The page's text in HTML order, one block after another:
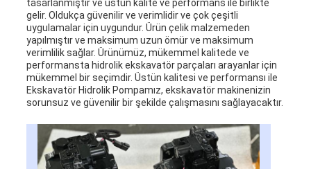
tasarlanmıştır ve üstün kalite ve performans ile birlikte
gelir. Oldukça güvenilir ve verimlidir ve çok çeşitli
uygulamalar için uygundur. Ürün çelik malzemeden
yapılmıştır ve maksimum uzun ömür ve maksimum
verimlilik sağlar. Ürünümüz, mükemmel kalitede ve
performansta hidrolik ekskavatör parçaları arayanlar için
mükemmel bir seçimdir. Üstün kalitesi ve performansı ile
Ekskavatör Hidrolik Pompamız, ekskavatör makinenizin
sorunsuz ve güvenilir bir şekilde çalışmasını sağlayacaktır.